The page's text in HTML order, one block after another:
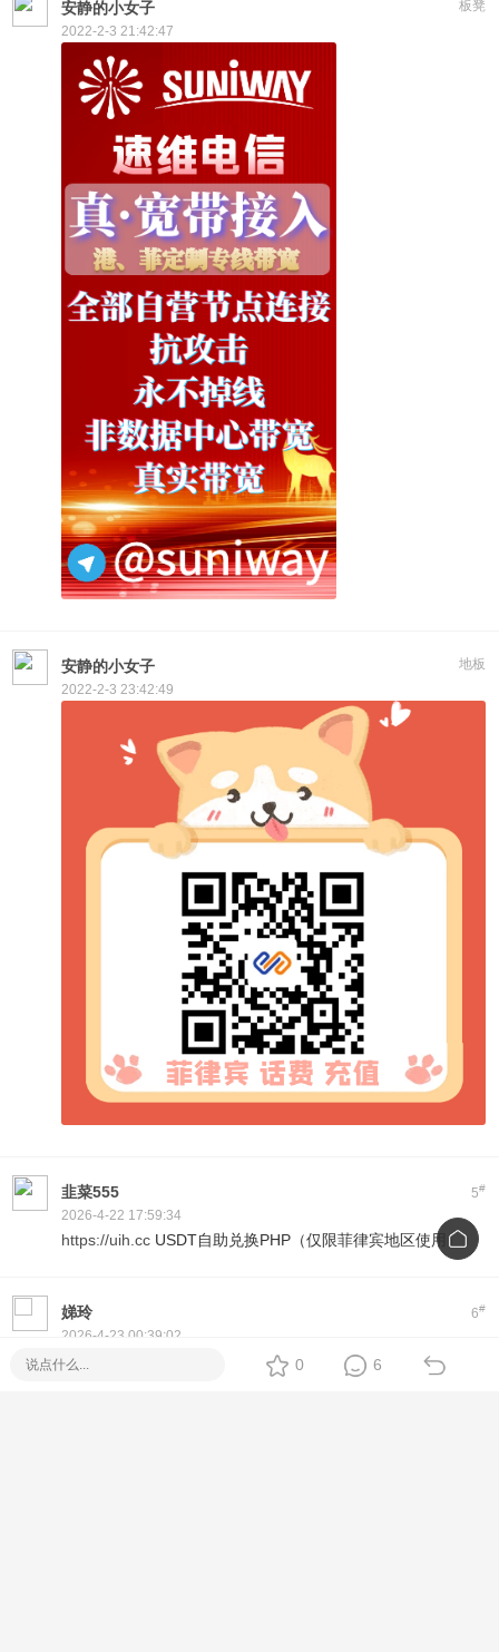
板凳
安静的小女子
2022-2-3 21:42:47
地板
安静的小女子
2022-2-3 23:42:49
5#
韭菜555
2026-4-22 17:59:34
https://uih.cc USDT自助兑换PHP（仅限菲律宾地区使用）
6#
娣玲
2026-4-23 00:39:02
Thank you for your interest in Piso WiFi!
0 6